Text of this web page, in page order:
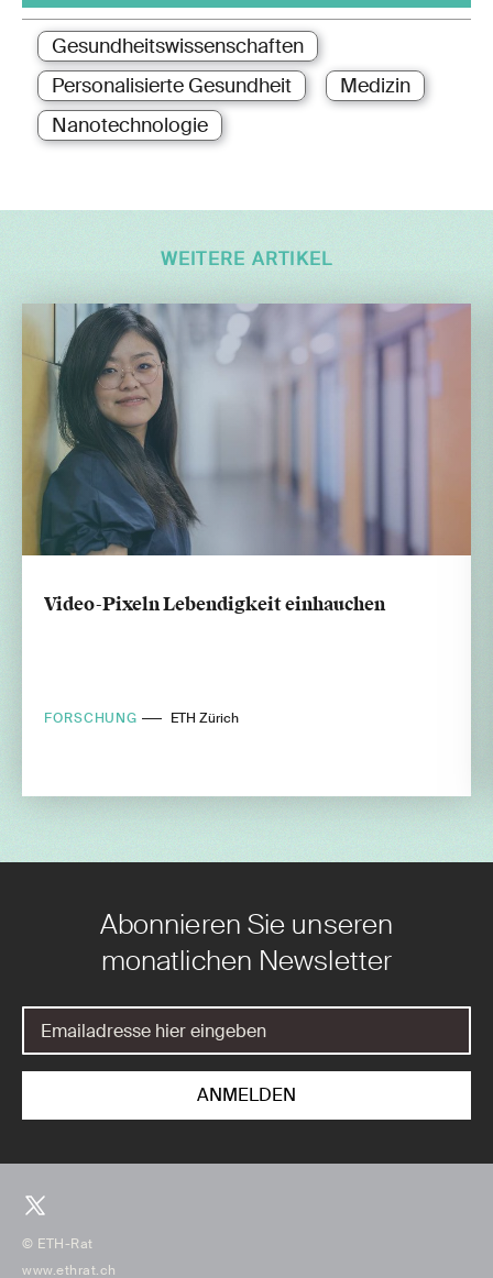
Gesundheitswissenschaften
Personalisierte Gesundheit
Medizin
Nanotechnologie
WEITERE ARTIKEL
Video-Pixeln Lebendigkeit einhauchen
FORSCHUNG ETH Zürich
Abonnieren Sie unseren
monatlichen Newsletter
© ETH-Rat
www.ethrat.ch